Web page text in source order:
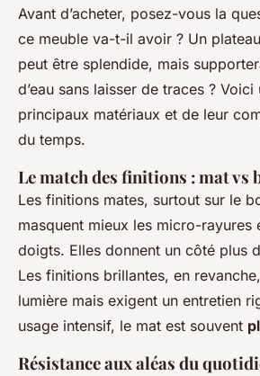
Avant d’acheter, posez-vous la
ce meuble va-t-il avoir ? Un
peut être splendide, mais
d’eau sans laisser de traces ?
principaux matériaux et de leur
du temps.
Le match des finitions : mat
Les finitions mates, surtout sur le
masquent mieux les micro-rayures
doigts. Elles donnent un côté plus
Les finitions brillantes, en
lumière mais exigent un entretien
usage intensif, le mat est souvent
Résistance aux aléas du